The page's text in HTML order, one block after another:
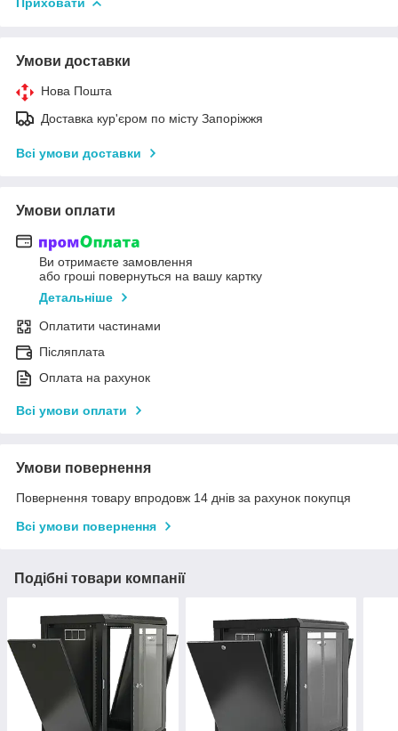
Умови доставки
Нова Пошта
Доставка кур'єром по місту Запоріжжя
Всі умови доставки
Умови оплати
Ви отримаєте замовлення
або гроші повернуться на вашу картку
Детальніше
Оплатити частинами
Післяплата
Оплата на рахунок
Всі умови оплати
Умови повернення
Повернення товару впродовж 14 днів за рахунок покупця
Всі умови повернення
Подібні товари компанії